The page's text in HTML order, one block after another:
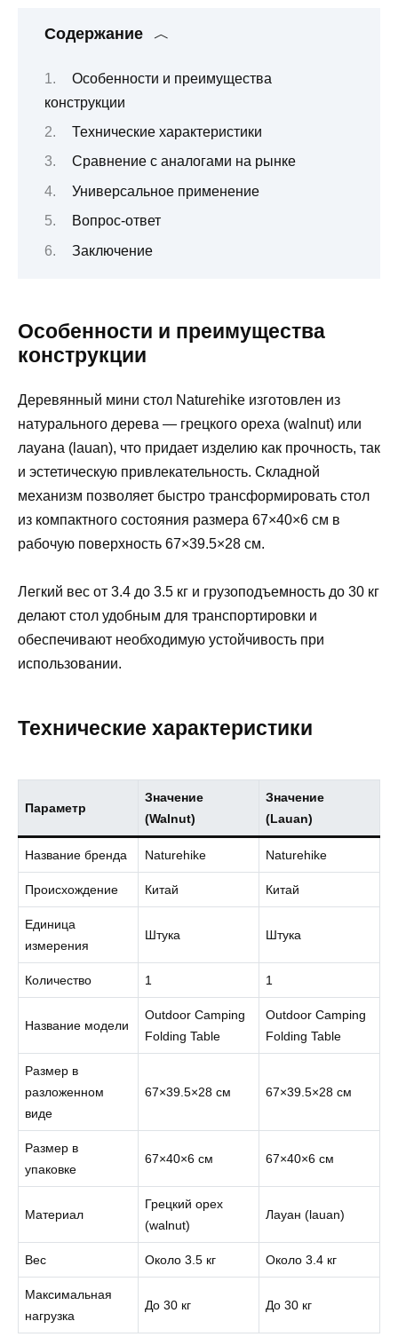
Содержание
Особенности и преимущества
конструкции
Технические характеристики
Сравнение с аналогами на рынке
Универсальное применение
Вопрос-ответ
Заключение
Особенности и преимущества
конструкции
Деревянный мини стол Naturehike изготовлен из
натурального дерева — грецкого ореха (walnut) или
лауана (lauan), что придает изделию как прочность, так
и эстетическую привлекательность. Складной
механизм позволяет быстро трансформировать стол
из компактного состояния размера 67×40×6 см в
рабочую поверхность 67×39.5×28 см.
Легкий вес от 3.4 до 3.5 кг и грузоподъемность до 30 кг
делают стол удобным для транспортировки и
обеспечивают необходимую устойчивость при
использовании.
Технические характеристики
Параметр
Значение
(Walnut)
Значение
(Lauan)
Название бренда Naturehike Naturehike
Происхождение Китай Китай
Единица
измерения
Штука Штука
Количество 1 1
Название модели
Outdoor Camping
Folding Table
Outdoor Camping
Folding Table
Размер в
разложенном
виде
67×39.5×28 см 67×39.5×28 см
Размер в
упаковке
67×40×6 см 67×40×6 см
Материал
Грецкий орех
(walnut)
Лауан (lauan)
Вес Около 3.5 кг Около 3.4 кг
Максимальная
нагрузка
До 30 кг До 30 кг